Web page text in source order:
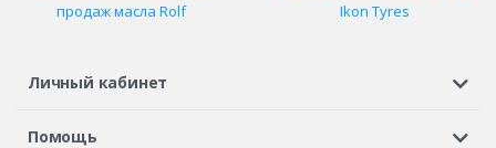
продаж масла Rolf
Ikon Tyres
Личный кабинет
Регистрация или вход
Помощь